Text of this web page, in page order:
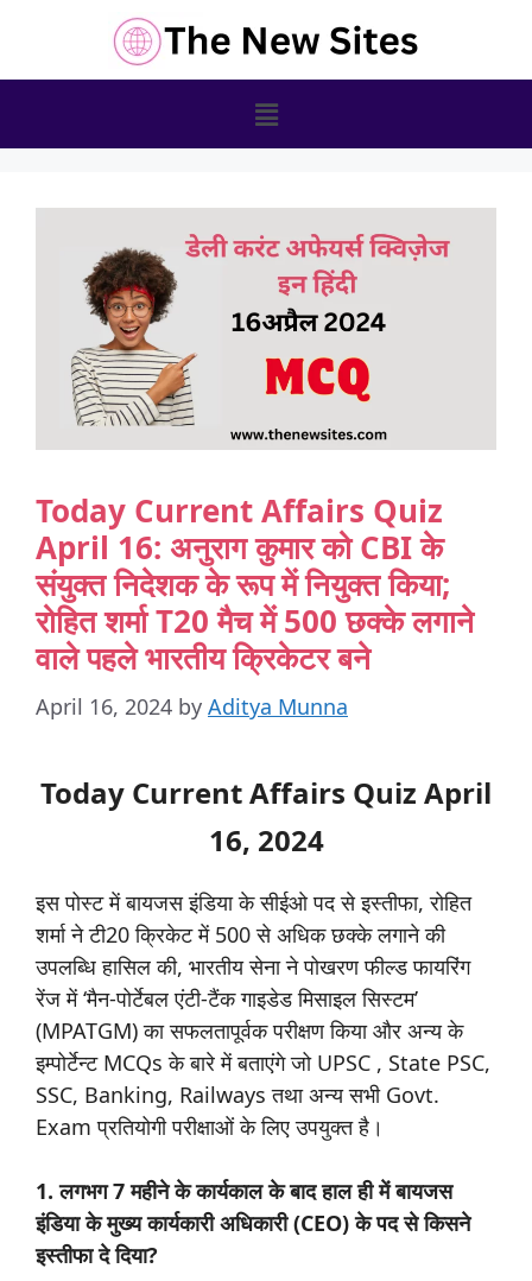
Today Current Affairs Quiz
April 16: अनुराग कुमार को CBI के
संयुक्त निदेशक के रूप में नियुक्त किया;
रोहित शर्मा T20 मैच में 500 छक्के लगाने
वाले पहले भारतीय क्रिकेटर बने
April 16, 2024 by Aditya Munna
Today Current Affairs Quiz April
16, 2024
इस पोस्ट में बायजस इंडिया के सीईओ पद से इस्तीफा, रोहित
शर्मा ने टी20 क्रिकेट में 500 से अधिक छक्के लगाने की
उपलब्धि हासिल की, भारतीय सेना ने पोखरण फील्ड फायरिंग
रेंज में ‘मैन-पोर्टेबल एंटी-टैंक गाइडेड मिसाइल सिस्टम’
(MPATGM) का सफलतापूर्वक परीक्षण किया और अन्य के
इम्पोर्टेन्ट MCQs के बारे में बताएंगे जो UPSC , State PSC,
SSC, Banking, Railways तथा अन्य सभी Govt.
Exam प्रतियोगी परीक्षाओं के लिए उपयुक्त है।
1. लगभग 7 महीने के कार्यकाल के बाद हाल ही में बायजस
इंडिया के मुख्य कार्यकारी अधिकारी (CEO) के पद से किसने
इस्तीफा दे दिया?